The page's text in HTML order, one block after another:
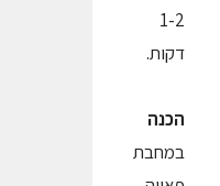
1-2
דקות.
הכנה
במחבת